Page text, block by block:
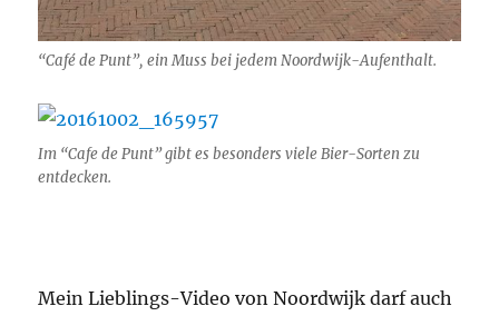
“Café de Punt”, ein Muss bei jedem Noordwijk-Aufenthalt.
Im “Cafe de Punt” gibt es besonders viele Bier-Sorten zu
entdecken.
Mein Lieblings-Video von Noordwijk darf auch